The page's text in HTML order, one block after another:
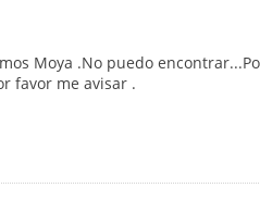
Moya .No puedo
favor me avisar .